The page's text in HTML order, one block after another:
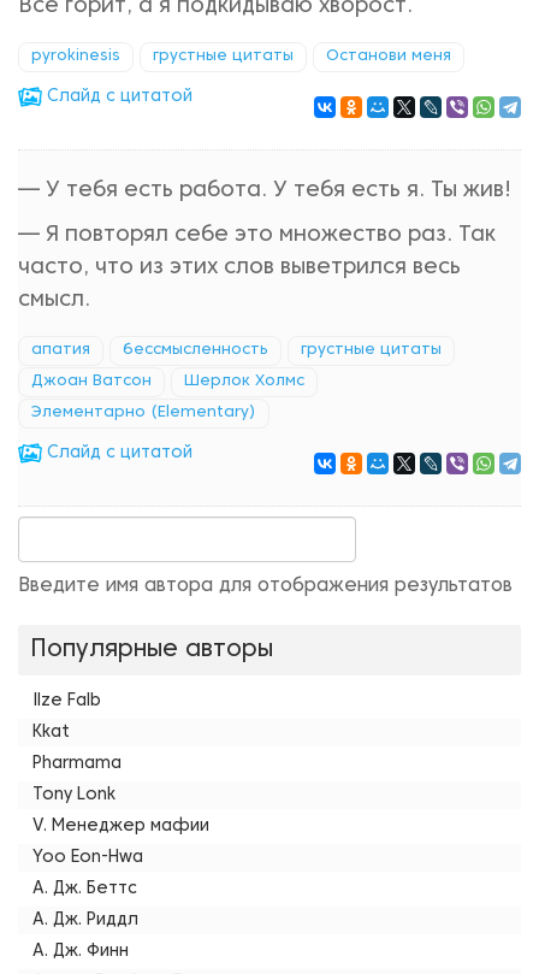
Все горит, а я подкидываю хворост.
pyrokinesis грустные цитаты Останови меня
Cлайд с цитатой
— У тебя есть работа. У тебя есть я. Ты жив!
— Я повторял себе это множество раз. Так
часто, что из этих слов выветрился весь
смысл.
апатия бессмысленность грустные цитаты
Джоан Ватсон Шерлок Холмс
Элементарно (Elementary)
Cлайд с цитатой
Введите имя автора для отображения результатов
Популярные авторы
Ilze Falb
Kkat
Pharmama
Tony Lonk
V. Менеджер мафии
Yoo Eon-Hwa
А. Дж. Беттс
А. Дж. Риддл
А. Дж. Финн